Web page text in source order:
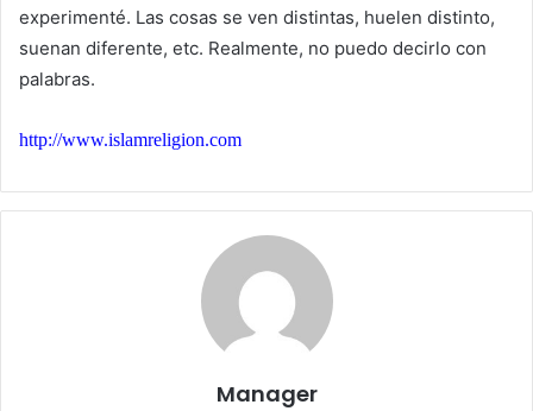
experimenté. Las cosas se ven distintas, huelen distinto,
suenan diferente, etc. Realmente, no puedo decirlo con
palabras.
http://www.islamreligion.com
Manager